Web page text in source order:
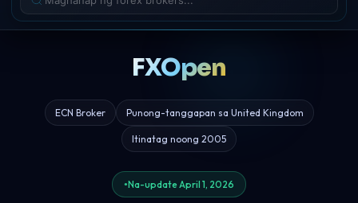
FXOpen
ECN Broker Punong-tanggapan sa United Kingdom
Itinatag noong 2005
Na-update April 1, 2026